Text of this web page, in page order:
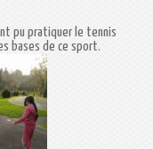
pu pratiquer le tennis
bases de ce sport.